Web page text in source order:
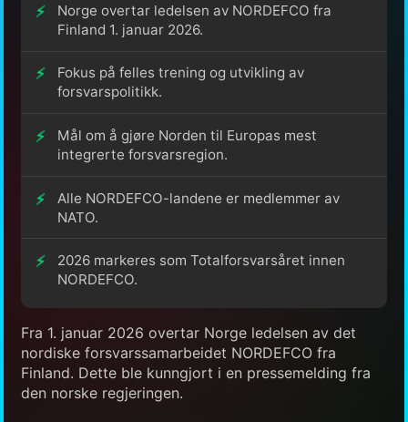
Norge overtar ledelsen av NORDEFCO fra
Finland 1. januar 2026.
Fokus på felles trening og utvikling av
forsvarspolitikk.
Mål om å gjøre Norden til Europas mest
integrerte forsvarsregion.
Alle NORDEFCO-landene er medlemmer av
NATO.
2026 markeres som Totalforsvarsåret innen
NORDEFCO.
Fra 1. januar 2026 overtar Norge ledelsen av det
nordiske forsvarssamarbeidet NORDEFCO fra
Finland. Dette ble kunngjort i en pressemelding fra
den norske regjeringen.